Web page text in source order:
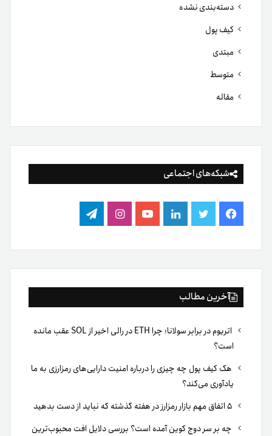
دسته‌بندی نشده
کیف پول
مبتدی
متوسط
مقاله
شبکه‌های اجتماعی
فیس
بوک
توییتر لینکدینیوتیوباینستاگرام
تلگرام
آخرین مطالب
اتریوم در برابر سولانا؛ چرا ETH در رالی اخیر از SOL عقب مانده
است؟
هک کیف پول چه چیزی را درباره امنیت دارایی‌های رمزارزی به ما
یادآوری می‌کند؟
چه بر سر دوج کوین آمده است؟ بررسی دلایل افت محبوب‌ترین